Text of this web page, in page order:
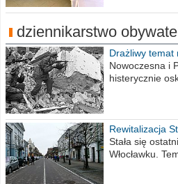
dziennikarstwo
Drażliwy temat
Nowoczesna i
histerycznie
Rewitalizacja
Stała się
Włocławku.